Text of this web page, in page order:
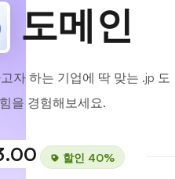
도메인
자 하는 기업에 딱 맞는 .jp 도
을 경험해보세요.
할인 40%